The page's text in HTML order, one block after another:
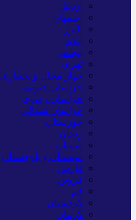
اردبیل
اصفهان
البرز
ایلام
بوشهر
تهران
چهار محال و بختیاری
خراسان جنوبی
خراسان رضوی
خراسان شمالی
خوزستان
زنجان
سمنان
سیستان و بلوچستان
فارس
قزوین
قم
کردستان
کرمان